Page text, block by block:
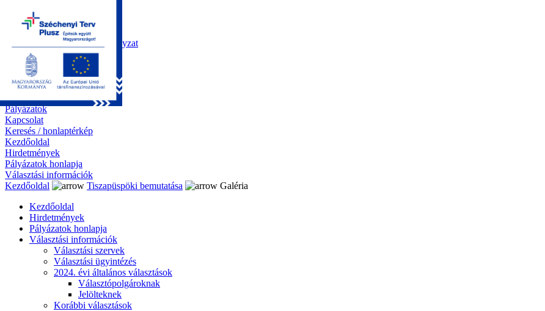
Kezdőoldal
Önkormányzat
Polgármesteri Hivatal
Roma Nemzetiségi Önkormányzat
Elektronikus ügyintézés
Közérdekű információk
Tiszapüspöki bemutatása
Galéria
Díjazottaink
Pályázatok
Kapcsolat
Keresés / honlaptérkép
Kezdőoldal
Hirdetmények
Pályázatok honlapja
Választási információk
Kezdőoldal
Tiszapüspöki bemutatása
Galéria
Kezdőoldal
Hirdetmények
Pályázatok honlapja
Választási információk
Választási szervek
Választási ügyintézés
2024. évi általános választások
Választópolgároknak
Jelölteknek
Korábbi választások